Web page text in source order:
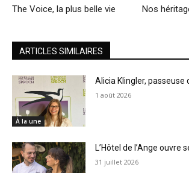
The Voice, la plus belle vie Nos
ARTICLES SIMILAIRES
À la une
Alicia Klingler, passeuse
1 août 2026
L’Hôtel de l’Ange ouvre
31 juillet 2026